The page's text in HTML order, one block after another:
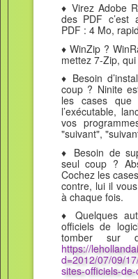
♦ Virez Adobe
des PDF c’est
PDF : 4 Mo,
♦ WinZip ?
mettez 7-Zip,
♦ Besoin
coup ? Ninite
les cases que
l’exécutable,
vos
"suivant",
♦ Besoin de
seul coup ?
Cochez les
contre, lui il
à chaque fois.
♦ Quelques
officiels de
tomber sur
https://
d=2012/07/09/
sites-officiels-